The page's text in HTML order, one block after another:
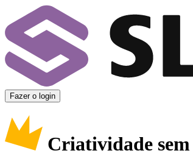
Fazer o login
Criatividade